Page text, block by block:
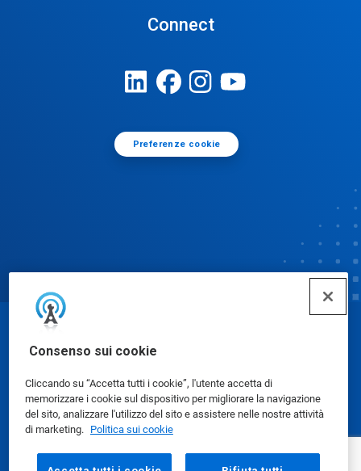
Consenso sui cookie
Cliccando su “Accetta tutti i cookie”, l'utente accetta di
memorizzare i cookie sul dispositivo per migliorare la navigazione
del sito, analizzare l'utilizzo del sito e assistere nelle nostre attività
di marketing. Politica sui cookie
Connect
Preferenze cookie
Schede dati di sicurezza|Informativa sulla privacy
Condizioni d'uso